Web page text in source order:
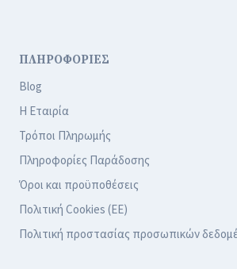
ΠΛΗΡΟΦΟΡΙΕΣ
Blog
Η Εταιρία
Τρόποι Πληρωμής
Πληροφορίες Παράδοσης
Όροι και προϋποθέσεις
Πολιτική Cookies (ΕΕ)
Πολιτική προστασίας προσωπικών